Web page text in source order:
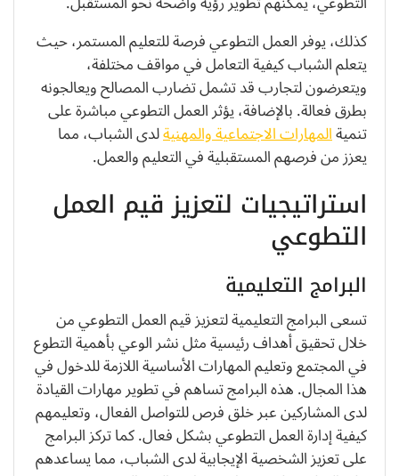
كذلك، يوفر العمل التطوعي فرصة للتعليم المستمر، حيث
يتعلم الشباب كيفية التعامل في مواقف مختلفة،
ويتعرضون لتجارب قد تشمل تضارب المصالح ويعالجونه
بطرق فعالة. بالإضافة، يؤثر العمل التطوعي مباشرة على
تنميةالمهارات الاجتماعية والمهنيةلدى الشباب، مما
يعزز من فرصهم المستقبلية في التعليم والعمل.
استراتيجيات لتعزيز قيم العمل
التطوعي
البرامج التعليمية
تسعى البرامج التعليمية لتعزيز قيم العمل التطوعي من
خلال تحقيق أهداف رئيسية مثل نشر الوعي بأهمية التطوع
في المجتمع وتعليم المهارات الأساسية اللازمة للدخول في
هذا المجال. هذه البرامج تساهم في تطوير مهارات القيادة
لدى المشاركين عبر خلق فرص للتواصل الفعال، وتعليمهم
كيفية إدارة العمل التطوعي بشكل فعال. كما تركز البرامج
على تعزيز الشخصية الإيجابية لدى الشباب، مما يساعدهم